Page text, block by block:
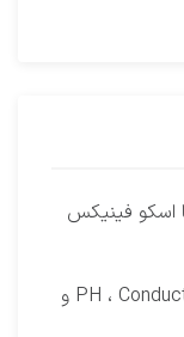
اسکو فینیکس
ویدیوی آموزشی | روش اندازه‌گیری PH ، Conductivity و